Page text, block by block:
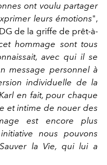
ont voulu partager
leurs émotions",
de la griffe de prêt-à-
hommage sont tous
avec qui il se
message personnel à
individuelle de la
en fait, pour chaque
et intime de nouer des
est encore plus
nous pouvons
la Vie, qui lui a